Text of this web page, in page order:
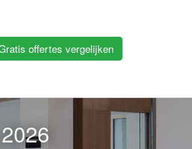
offertes vergelijken